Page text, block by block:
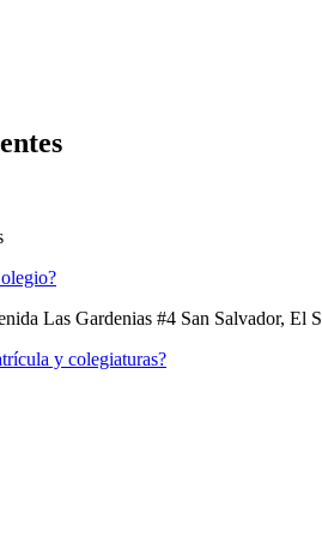
Las Gardenias #4 San Salvador, El
y colegiaturas?